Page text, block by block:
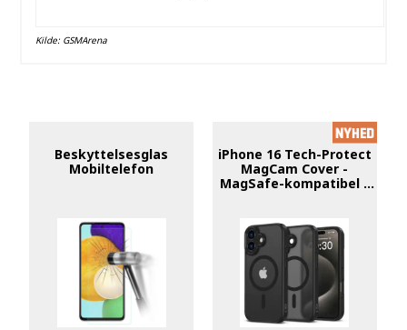
Kilde: GSMArena
Beskyttelsesglas
Mobiltelefon
iPhone 16 Tech-Protect
MagCam Cover -
MagSafe-kompatibel -